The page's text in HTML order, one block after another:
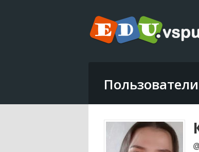
Пользователи